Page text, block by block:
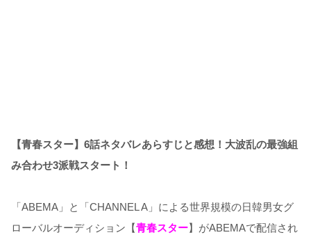
【青春スター】6話ネタバレあらすじと感想！大波乱の最強組
み合わせ3派戦スタート！
「ABEMA」と「CHANNEL A」による世界規模の日韓男女グ
ローバルオーディション【青春スター】がABEMAで配信され